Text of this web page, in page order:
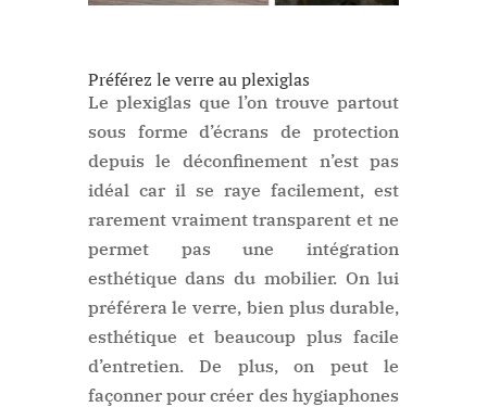
Préférez le verre au plexiglas
Le plexiglas que l’on trouve partout
sous forme d’écrans de protection
depuis le déconfinement n’est pas
idéal car il se raye facilement, est
rarement vraiment transparent et ne
permet pas une intégration
esthétique dans du mobilier. On lui
préférera le verre, bien plus durable,
esthétique et beaucoup plus facile
d’entretien. De plus, on peut le
façonner pour créer des hygiaphones